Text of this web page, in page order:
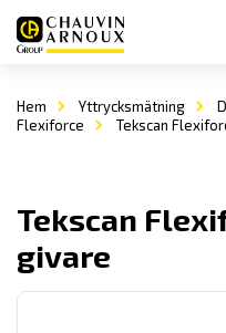
Hem Yttrycksmätning
Flexiforce
Tekscan
Tekscan
givare